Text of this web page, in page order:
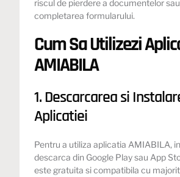
riscul de pierdere a documentelor
completarea formularului.
Cum Sa Utilizezi
AMIABILA
1. Descarcarea si
Aplicatiei
Pentru a utiliza aplicatia AMIABILA,
descarca din Google Playsau App
este gratuita si compatibila cu